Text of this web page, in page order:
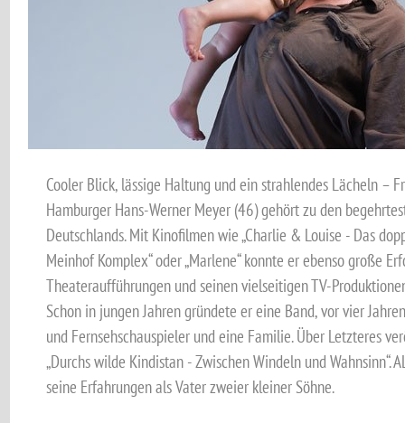
Cooler Blick, lässige Haltung und ein strahlendes Lächeln –
Hamburger Hans-Werner Meyer (46) gehört zu den
Deutschlands. Mit Kinofilmen wie „Charlie & Louise - Das
Meinhof Komplex“ oder „Marlene“ konnte er ebenso große
Theateraufführungen und seinen vielseitigen TV-
Schon in jungen Jahren gründete er eine Band, vor vier
und Fernsehschauspieler und eine Familie. Über Letzteres
„Durchs wilde Kindistan - Zwischen Windeln und Wahnsinn“.
seine Erfahrungen als Vater zweier kleiner Söhne.